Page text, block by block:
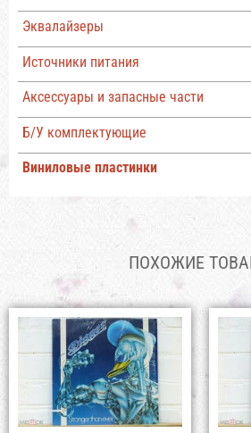
Эквалайзеры
Источники питания
Аксессуары и запасные части
Б/У комплектующие
Виниловые пластинки
ПОХОЖИЕ